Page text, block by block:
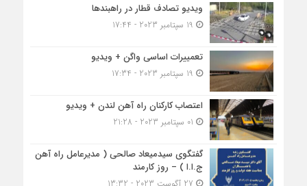
ویدیو تصادف قطار در راهبندها
تعمییرات اساسی واگن + ویدیو
اعتصاب کارکنان راه آهن لندن + ویدیو
گفتگوی سیدمیعاد صالحی ( مدیرعامل راه آهن
ج.ا.ا ) – روز کارمند